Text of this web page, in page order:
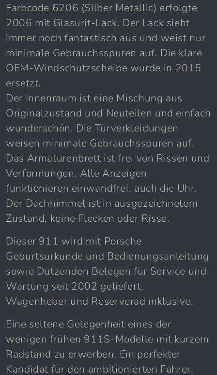
Farbcode 6206 (Silber Metallic) erfolgte
2006 mit Glasurit-Lack. Der Lack sieht
immer noch fantastisch aus und weist nur
minimale Gebrauchsspuren auf. Die klare
OEM-Windschutzscheibe wurde in 2015
ersetzt.
Der Innenraum ist eine Mischung aus
Originalzustand und Neuteilen und einfach
wunderschön. Die Türverkleidungen
weisen minimale Gebrauchsspuren auf.
Das Armaturenbrett ist frei von Rissen und
Verformungen. Alle Anzeigen
funktionieren einwandfrei, auch die Uhr.
Der Dachhimmel ist in ausgezeichnetem
Zustand, keine Flecken oder Risse.
Dieser 911 wird mit Porsche
Geburtsurkunde und Bedienungsanleitung
sowie Dutzenden Belegen für Service und
Wartung seit 2002 geliefert.
Wagenheber und Reserverad inklusive.
Eine seltene Gelegenheit eines der
wenigen frühen 911S-Modelle mit kurzem
Radstand zu erwerben. Ein perfekter
Kandidat für den ambitionierten Fahrer,